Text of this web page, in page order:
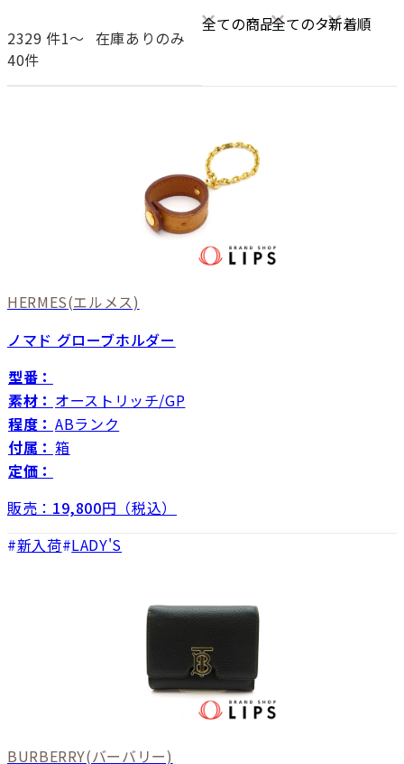
2329 件1〜
40件
在庫ありのみ
HERMES(エルメス)
ノマド グローブホルダー
型番：
素材： オーストリッチ/GP
程度： ABランク
付属： 箱
定価：
販売： 19,800円（税込）
新入荷 LADY'S
BURBERRY(バーバリー)